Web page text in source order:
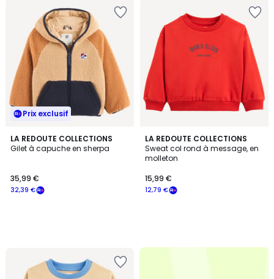
place
10,39
€.
Prix exclusif
LA REDOUTE COLLECTIONS
Gilet à capuche en sherpa
32,39 €
35,99 €
LA REDOUTE COLLECTIONS
Sweat col rond à message, en
molleton
12,79 €
15,99 €